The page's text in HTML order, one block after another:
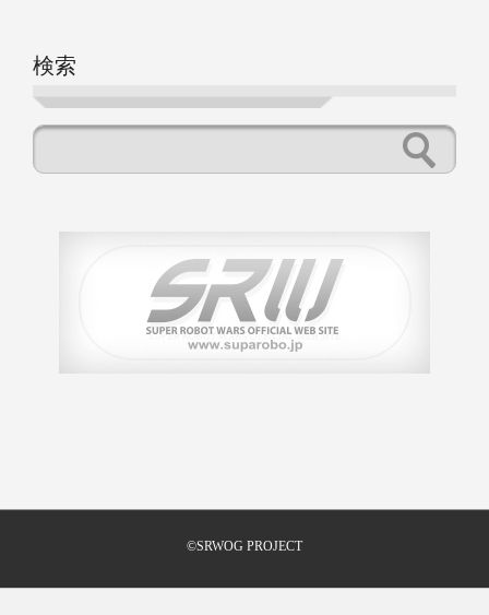
検索
©SRWOG PROJECT